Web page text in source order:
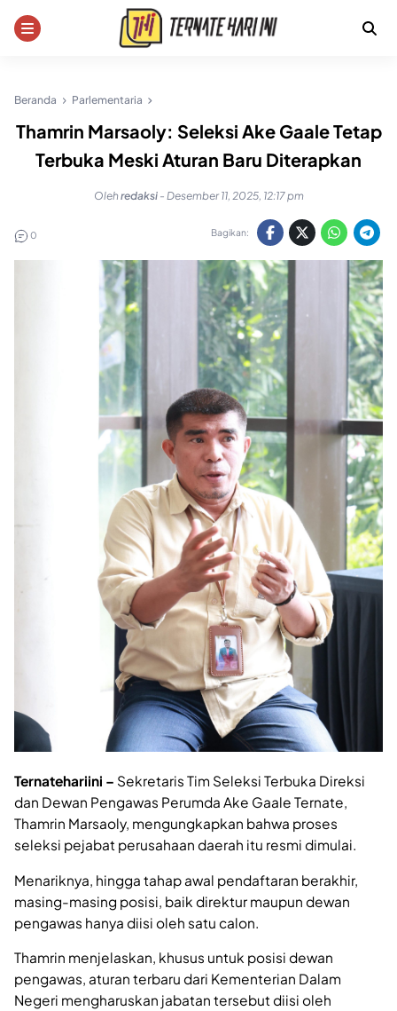
Beranda Parlementaria
Thamrin Marsaoly: Seleksi Ake Gaale Tetap
Terbuka Meski Aturan Baru Diterapkan
Olehredaksi - Desember 11, 2025, 12:17 pm
0 Bagikan:
Ternatehariini – Sekretaris Tim Seleksi Terbuka Direksi
dan Dewan Pengawas Perumda Ake Gaale Ternate,
Thamrin Marsaoly, mengungkapkan bahwa proses
seleksi pejabat perusahaan daerah itu resmi dimulai.
Menariknya, hingga tahap awal pendaftaran berakhir,
masing-masing posisi, baik direktur maupun dewan
pengawas hanya diisi oleh satu calon.
Thamrin menjelaskan, khusus untuk posisi dewan
pengawas, aturan terbaru dari Kementerian Dalam
Negeri mengharuskan jabatan tersebut diisi oleh